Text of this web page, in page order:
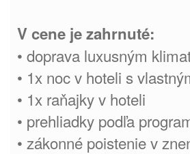
V cene je zahrnuté:
• doprava luxusným
• 1x noc v hoteli s
• 1x raňajky v hoteli
• prehliadky podľa
• zákonné poistenie v